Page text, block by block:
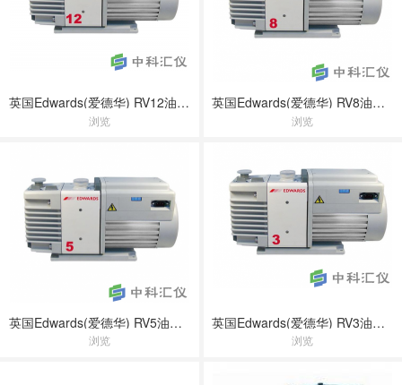
英国Edwards(爱德华) RV12油封式旋片真空泵
浏览
英国Edwards(爱德华) RV8油封式旋片真空泵
浏览
英国Edwards(爱德华) RV5油封式旋片真空泵
浏览
英国Edwards(爱德华) RV3油封式旋片真空泵
浏览